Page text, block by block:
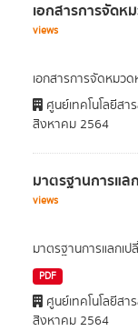
เอกสารการจัดห
views
เอกสารการจัดหมว
ศูนย์เทคโนโลยีสา
สิงหาคม 2564
มาตรฐานการแ
views
มาตรฐานการแลกเ
PDF
ศูนย์เทคโนโลยีสา
สิงหาคม 2564